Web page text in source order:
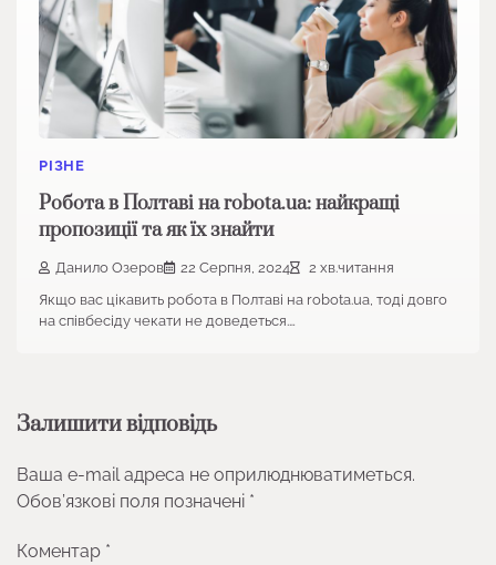
РІЗНЕ
Робота в Полтаві на robota.ua: найкращі
пропозиції та як їх знайти
Данило Озеров 22 Серпня, 2024
2 хв.читання
Якщо вас цікавить робота в Полтаві на robota.ua, тоді довго
на співбесіду чекати не доведеться.…
Залишити відповідь
Ваша e-mail адреса не оприлюднюватиметься.
Обов’язкові поля позначені *
Коментар *